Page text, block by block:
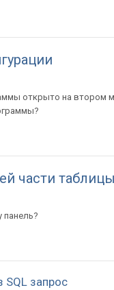
открыто на втором
части таблицы
панель?
SQL запрос